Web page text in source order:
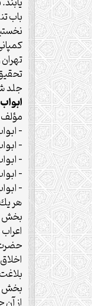
باب
جلد ششم از
–
–
–
–
–
هر يك